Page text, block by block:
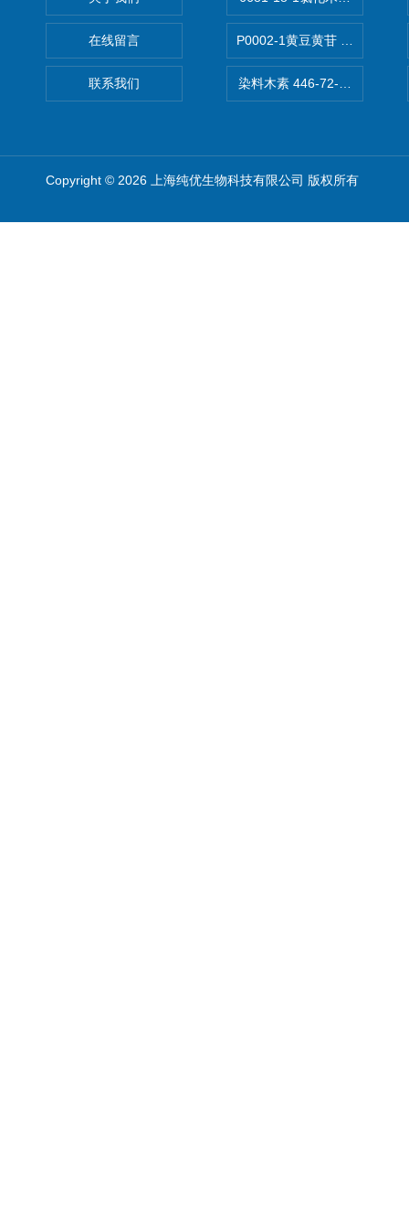
在线留言
联系我们
P0002-1黄豆黄苷 40246-10-
染料木素 446-72-0
Copyright © 2026 上海纯优生物科技有限公司 版权所有